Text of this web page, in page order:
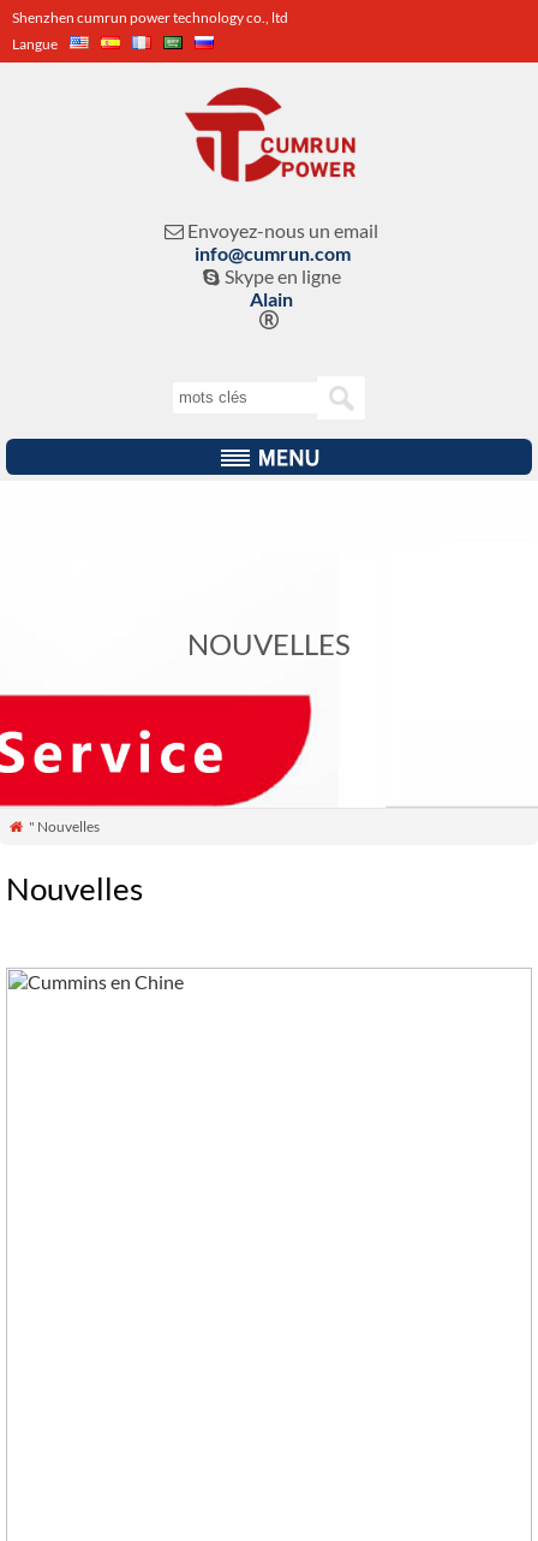
Shenzhen cumrun power technology co., ltd
Langue
 Envoyez-nous un email
info@cumrun.com
 Skype en ligne
Alain

NOUVELLES
 " Nouvelles
Nouvelles